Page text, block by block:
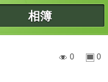
相簿
0
0